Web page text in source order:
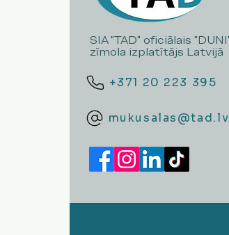
SIA "TAD" oficiālais
zīmola izplatītājs Latvijā
+371 20 223 395
mukusalas@tad.lv